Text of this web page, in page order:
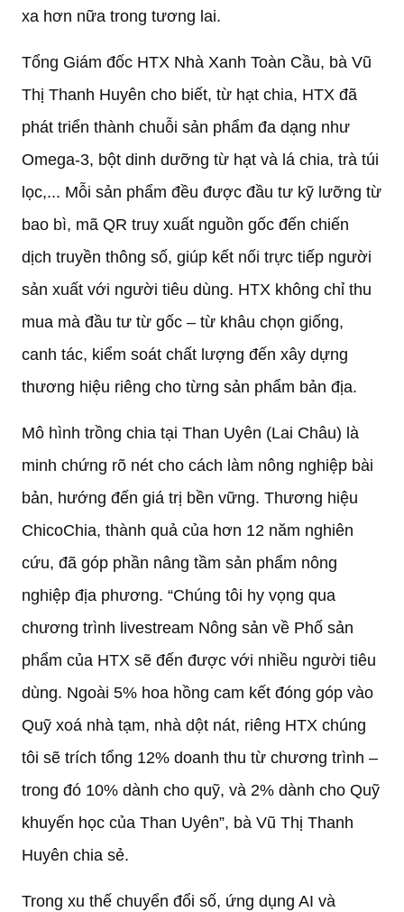
xa hơn nữa trong tương lai.
Tổng Giám đốc HTX Nhà Xanh Toàn Cầu, bà Vũ
Thị Thanh Huyên cho biết, từ hạt chia, HTX đã
phát triển thành chuỗi sản phẩm đa dạng như
Omega-3, bột dinh dưỡng từ hạt và lá chia, trà túi
lọc,... Mỗi sản phẩm đều được đầu tư kỹ lưỡng từ
bao bì, mã QR truy xuất nguồn gốc đến chiến
dịch truyền thông số, giúp kết nối trực tiếp người
sản xuất với người tiêu dùng. HTX không chỉ thu
mua mà đầu tư từ gốc – từ khâu chọn giống,
canh tác, kiểm soát chất lượng đến xây dựng
thương hiệu riêng cho từng sản phẩm bản địa.
Mô hình trồng chia tại Than Uyên (Lai Châu) là
minh chứng rõ nét cho cách làm nông nghiệp bài
bản, hướng đến giá trị bền vững. Thương hiệu
ChicoChia, thành quả của hơn 12 năm nghiên
cứu, đã góp phần nâng tầm sản phẩm nông
nghiệp địa phương. “Chúng tôi hy vọng qua
chương trình livestream Nông sản về Phố sản
phẩm của HTX sẽ đến được với nhiều người tiêu
dùng. Ngoài 5% hoa hồng cam kết đóng góp vào
Quỹ xoá nhà tạm, nhà dột nát, riêng HTX chúng
tôi sẽ trích tổng 12% doanh thu từ chương trình –
trong đó 10% dành cho quỹ, và 2% dành cho Quỹ
khuyến học của Than Uyên”, bà Vũ Thị Thanh
Huyên chia sẻ.
Trong xu thế chuyển đổi số, ứng dụng AI và